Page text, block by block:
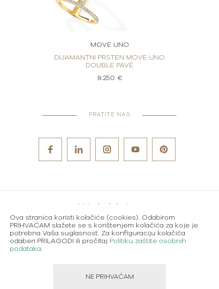
MOVE UNO
DIJAMANTNI PRSTEN MOVE UNO
DOUBLE PAVÉ
8.250 €
PRATITE NAS
Karijere
Uvjeti korištenja
Ova stranica koristi kolačiće (cookies). Odabirom
PRIHVAĆAM slažete se s korištenjem kolačića za koje je
potrebna Vaša suglasnost. Za konfiguraciju kolačića
odaberi PRILAGODI ili pročitaj Politiku zaštite osobnih
podataka.
NE PRIHVAĆAM